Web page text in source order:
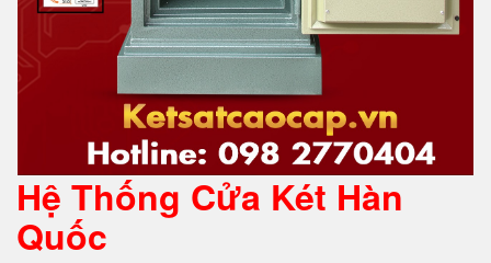
Hệ Thống Cửa Két Hàn
Quốc